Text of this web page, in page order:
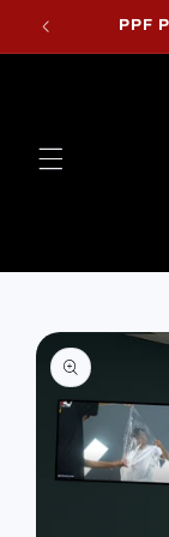
Skip to
PPF
Skip to
product
information